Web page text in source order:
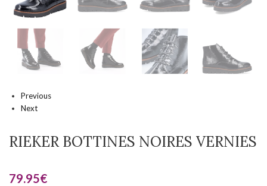
Previous
Next
RIEKER BOTTINES NOIRES VERNIES
79.95€